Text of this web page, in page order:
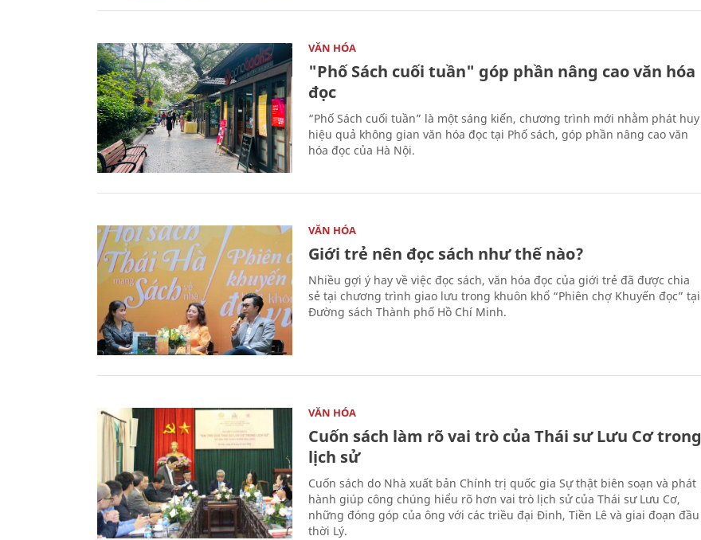
VĂN HÓA
"Phố Sách cuối tuần" góp phần nâng cao văn hóa
đọc
“Phố Sách cuối tuần” là một sáng kiến, chương trình mới nhằm phát huy
hiệu quả không gian văn hóa đọc tại Phố sách, góp phần nâng cao văn
hóa đọc của Hà Nội.
VĂN HÓA
Giới trẻ nên đọc sách như thế nào?
Nhiều gợi ý hay về việc đọc sách, văn hóa đọc của giới trẻ đã được chia
sẻ tại chương trình giao lưu trong khuôn khổ “Phiên chợ Khuyến đọc” tại
Đường sách Thành phố Hồ Chí Minh.
VĂN HÓA
Cuốn sách làm rõ vai trò của Thái sư Lưu Cơ trong
lịch sử
Cuốn sách do Nhà xuất bản Chính trị quốc gia Sự thật biên soạn và phát
hành giúp công chúng hiểu rõ hơn vai trò lịch sử của Thái sư Lưu Cơ,
những đóng góp của ông với các triều đại Đinh, Tiền Lê và giai đoạn đầu
thời Lý.